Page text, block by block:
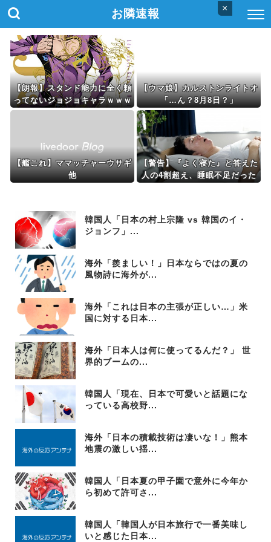
×
お隣速報
【朗報】スタンド能力に全く頼
ってないジョジョキャラｗｗｗ
【ウマ娘】カルストンライトオ
「…ん？8月8日？」
【艦これ】ママッチャーウサギ
他
【警告】『よく寝た』と答えた
人の4割超え、睡眠不足だった
韓国人「日本の村上宗隆 vs 韓国のイ・
ジョンフ」...
海外「羨ましい！」日本ならではの夏の
風物詩に海外が...
海外「これは日本の主張が正しい…」米
国に対する日本...
海外「日本人は何に使ってるんだ？」 世
界的ブームの...
韓国人「現在、日本で可愛いと話題にな
っている高校野...
海外「日本の積載技術は凄いな！」熊本
地震の激しい揺...
韓国人「日本夏の甲子園で意外に今年か
ら初めて許可さ...
韓国人「韓国人が日本旅行で一番美味し
いと感じた日本...